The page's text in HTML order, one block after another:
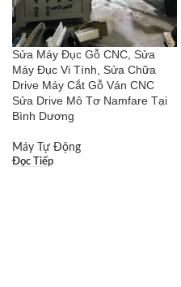
Sửa Máy Đục Gỗ CNC, Sửa
Máy Đục Vi Tính, Sửa Chữa
Drive Máy Cắt Gỗ Ván CNC
Sửa Drive Mô Tơ Namfare Tại
Bình Dương
Máy Tự Động
Đọc Tiếp